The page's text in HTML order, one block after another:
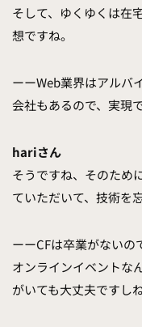
そして、ゆくゆくは在
想ですね。
ーーWeb業界はアルバ
会社もあるので、実現
hariさん
そうですね、そのため
ていただいて、技術を
ーーCFは卒業がないの
オンラインイベントな
がいても大丈夫ですし